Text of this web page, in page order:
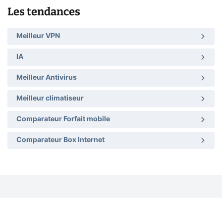
Les tendances
Meilleur VPN
IA
Meilleur Antivirus
Meilleur climatiseur
Comparateur Forfait mobile
Comparateur Box Internet